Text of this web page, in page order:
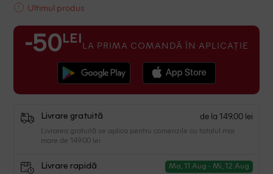
Ultimul produs
-50 LEI LA PRIMA COMANDĂ ÎN APLICAȚIE
Livrare gratuită de la 149.00 lei
Livrarea gratuită se aplica pentru comenzile cu totalul mai
mare de 149.00 lei
Livrare rapidă Ma, 11 Aug - Mi, 12 Aug